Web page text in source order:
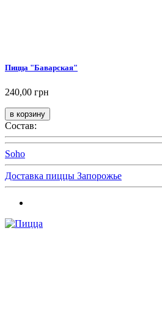
Пицца "Баварская"
240,00 грн
Состав:
Soho
Доставка пиццы Запорожье